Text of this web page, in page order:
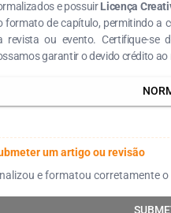
e possuirLicença
formato de capítulo, permitindo a
revista ou evento. Certifique-se
garantir o devido crédito ao
um artigo ou revisão
e formatou corretamente